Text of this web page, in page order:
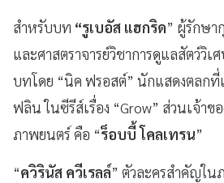
สำหรับบท “รูเบอัส แฮกริด” ผู้รักษ
และศาสตราจารย์วิชาการดูแลสัตว์วิเ
บทโดย “นิค ฟรอสต์” นักแสดงตลกที่
ฟลิน ในซีรีส์เรื่อง “Grow” ส่วนเจ้าข
ภาพยนตร์ คือ “ร็อบบี้ โคลเทรน”
“ควิรินัส ควีเรลล์” ตัวละครสำคัญใน